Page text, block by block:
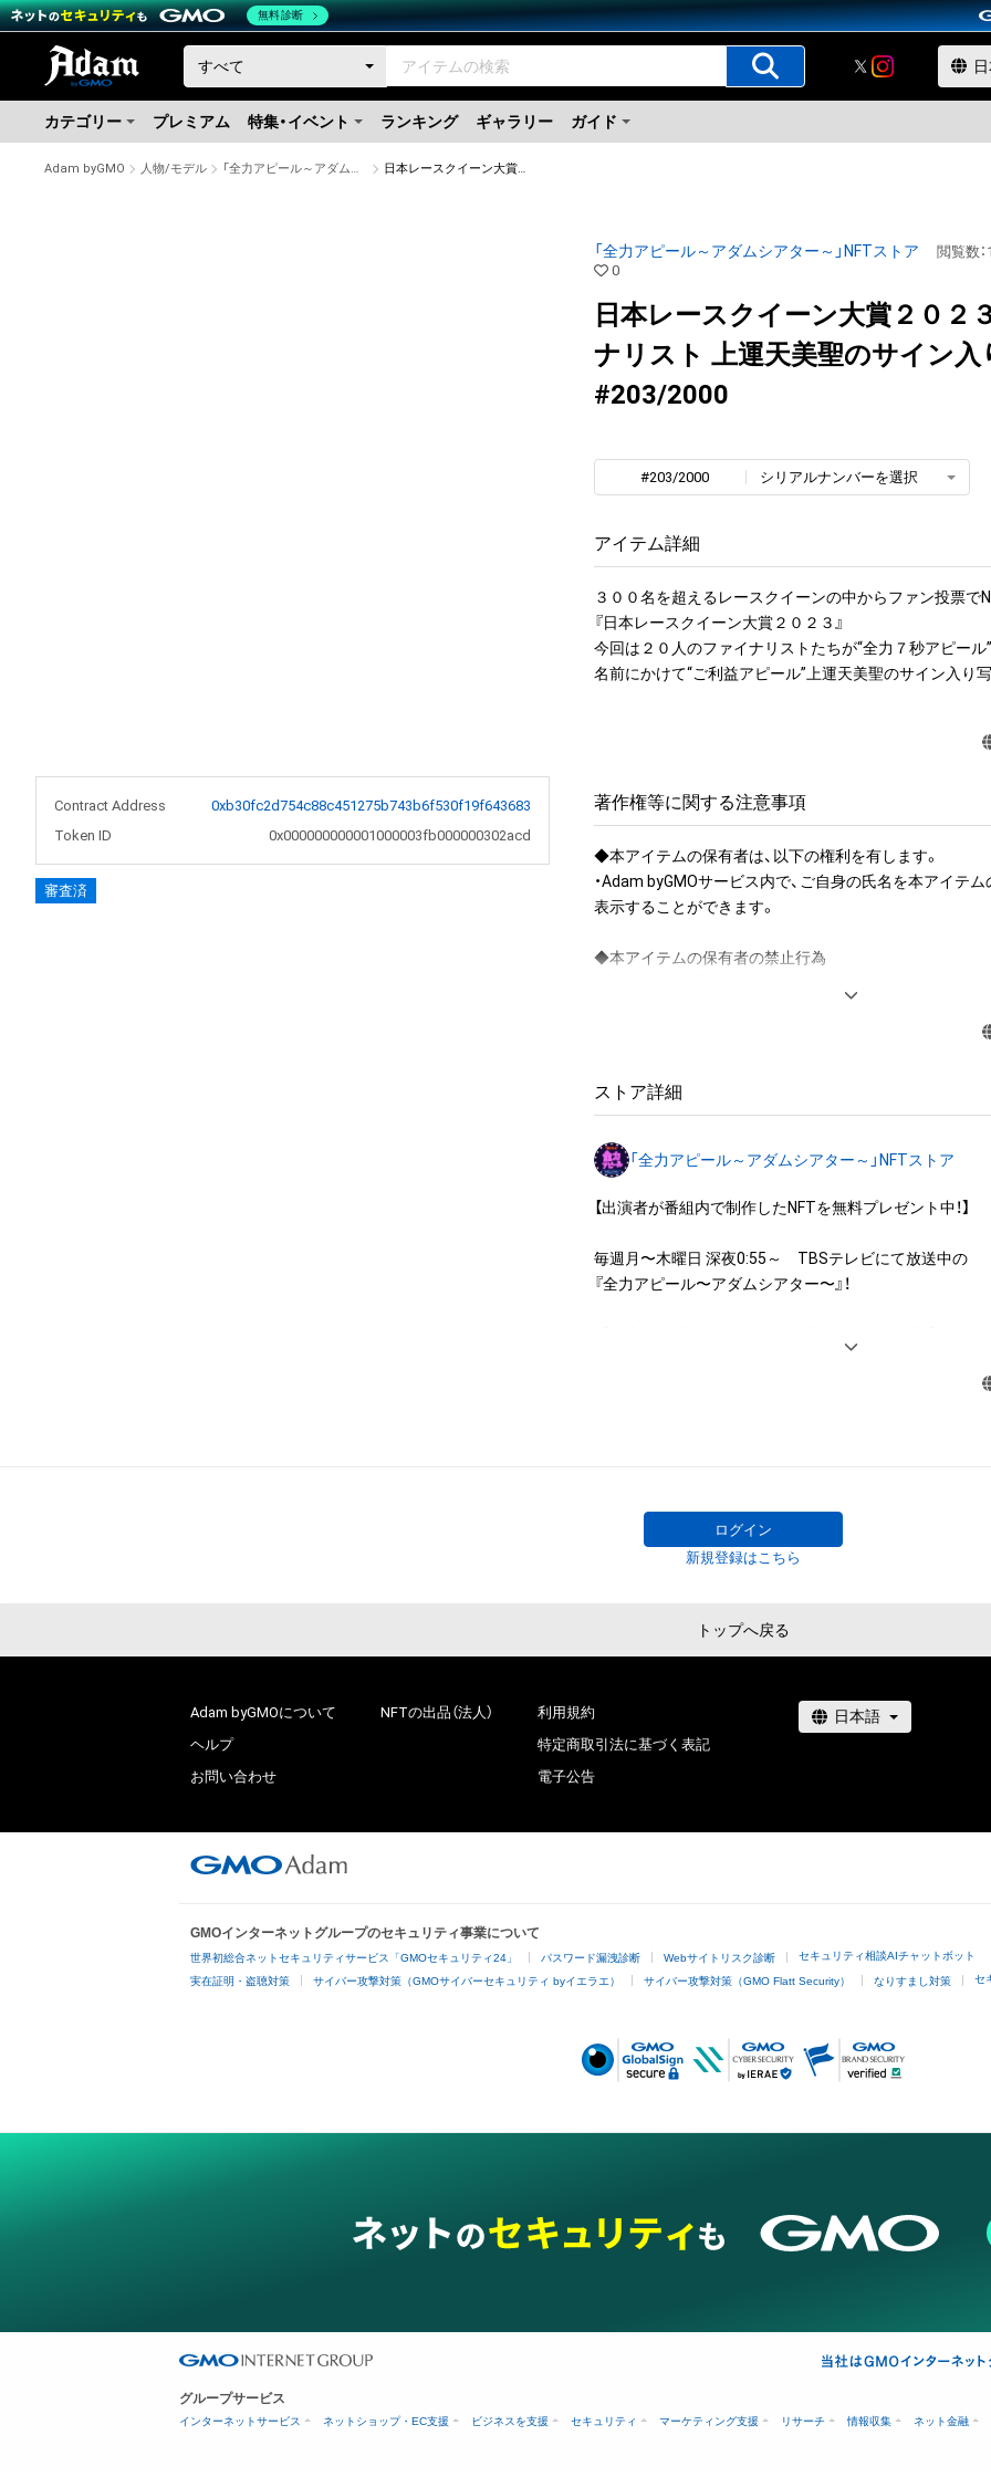
カテゴリー プレミアム 特集・イベント ランキング ギャラリー ガイド
Adam byGMO 人物/モデル 「全力アピール～アダムシアター～」NFTストア 日本レースクイーン大賞２０２３ ファイナリスト 上運天美聖のサイン入り写真
Contract Address
0xb30fc2d754c88c451275b743b6f530f19f643683
Token ID
0x000000000001000003fb000000302acd
審査済
「全力アピール～アダムシアター～」NFTストア 閲覧数 ：
0
日本レースクイーン大賞２０２
ナリスト 上運天美聖のサイン入
#203/2000
#203/2000 シリアルナンバーを選択
アイテム詳細
３００名を超えるレースクイーンの中からファン投票で
『日本レースクイーン大賞２０２３』
今回は２０人のファイナリストたちが“全力７秒アピール”
名前にかけて“ご利益アピール”上運天美聖のサイン入り
著作権等に関する注意事項
◆本アイテムの保有者は、以下の権利を有します。
・Adam byGMOサービス内で、ご自身の氏名を本アイテ
表示することができます。
◆本アイテムの保有者の禁止行為
◆本アイテムに関する注意事項
・本アイテムに関する創作物(画像および映像、音楽、商
用新案権、商標権、意匠権その他の知的財産権(それらの
は、本アイテムの著作権を有する方、著作隣接権の権利者
有していたとしても、本アイテムに関する創作物にかかる
することを意味しません。
を受けている者からの事前の同意なしに、上記の「本アイ
(改変、公開、配布、逆コンパイル、リバースエンジニアリ
ストア詳細
「全力アピール～アダムシアター～」NFTストア
【出演者が番組内で制作したNFTを無料プレゼント中！】
毎週月〜木曜日 深夜0:55～　TBSテレビにて放送中の
『全力アピール〜アダムシアター〜』！
そのパフォーマンスや特技をNFT化して視聴者の皆さん
TBSテレビおよび番組は、NFTの出品に関わる手続き・権
ログイン
新規登録はこちら
トップへ戻る
Adam byGMOについて
ヘルプ
お問い合わせ
NFTの出品（法人）
利用規約
特定商取引法に基づく表記
電子公告
GMOインターネットグループのセキュリティ事業について
世界初総合ネットセキュリティサービス「GMOセキュリティ24」 パスワード漏洩診断 Webサイトリスク診断 セキュリティ相談AIチャットボット
実在証明・盗聴対策 サイバー攻撃対策（GMOサイバーセキュリティ byイエラエ） サイバー攻撃対策（GMO Flatt Security） なりすまし対策 セ
グループサービス
インターネットサービス ネットショップ・EC支援 ビジネスを支援 セキュリティ マーケティング支援 リサーチ 情報収集 ネット金融
無料診断